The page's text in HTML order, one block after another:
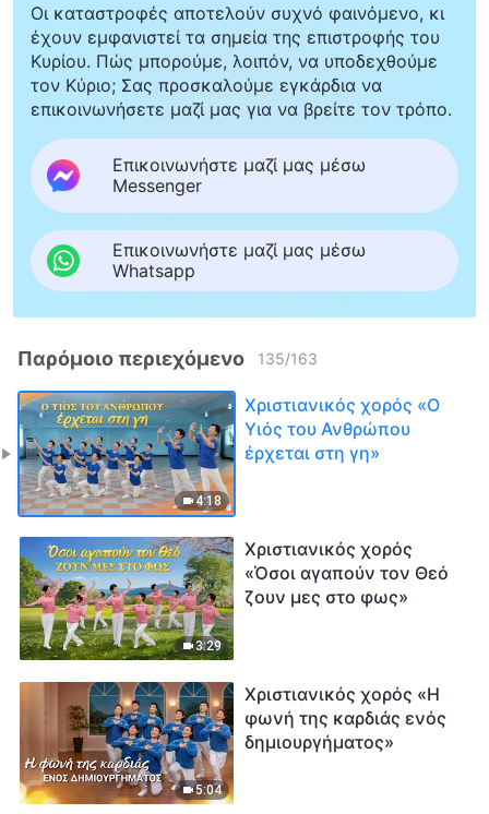
Οι καταστροφές αποτελούν συχνό φαινόμενο, κι
έχουν εμφανιστεί τα σημεία της επιστροφής του
Κυρίου. Πώς μπορούμε, λοιπόν, να υποδεχθούμε
τον Κύριο; Σας προσκαλούμε εγκάρδια να
επικοινωνήσετε μαζί μας για να βρείτε τον τρόπο.
Επικοινωνήστε μαζί μας μέσω
Messenger
Επικοινωνήστε μαζί μας μέσω
Whatsapp
Παρόμοιο περιεχόμενο 135/163
4:18
Χριστιανικός χορός «Ο
Υιός του Ανθρώπου
έρχεται στη γη»
3:29
Χριστιανικός χορός
«Όσοι αγαπούν τον Θεό
ζουν μες στο φως»
5:04
Χριστιανικός χορός «Η
φωνή της καρδιάς ενός
δημιουργήματος»